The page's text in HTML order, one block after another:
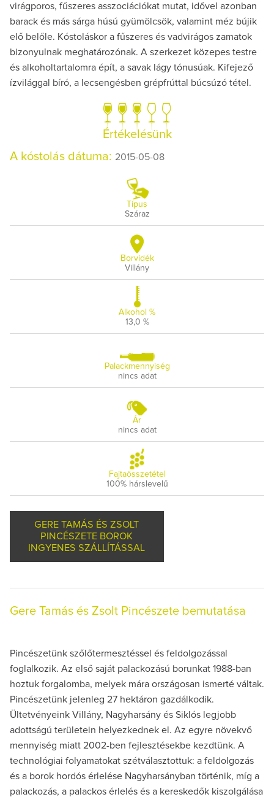
virágporos, fűszeres asszociációkat mutat, idővel azonban
barack és más sárga húsú gyümölcsök, valamint méz bújik
elő belőle. Kóstoláskor a fűszeres és vadvirágos zamatok
bizonyulnak meghatározónak. A szerkezet közepes testre
és alkoholtartalomra épít, a savak lágy tónusúak. Kifejező
ízvilággal bíró, a lecsengésben grépfrúttal búcsúzó tétel.
Értékelésünk
A kóstolás dátuma: 2015-05-08
Típus
Száraz
Borvidék
Villány
Alkohol %
13,0 %
Palackmennyiség
nincs adat
Ár
nincs adat
Fajtaösszetétel
100% hárslevelű
GERE TAMÁS ÉS ZSOLT
PINCÉSZETE BOROK
INGYENES SZÁLLÍTÁSSAL
Gere Tamás és Zsolt Pincészete bemutatása
Pincészetünk szőlőtermesztéssel és feldolgozással
foglalkozik. Az első saját palackozású borunkat 1988-ban
hoztuk forgalomba, melyek mára országosan ismerté váltak.
Pincészetünk jelenleg 27 hektáron gazdálkodik.
Ültetvényeink Villány, Nagyharsány és Siklós legjobb
adottságú területein helyezkednek el. Az egyre növekvő
mennyiség miatt 2002-ben fejlesztésekbe kezdtünk. A
technológiai folyamatokat szétválasztottuk: a feldolgozás
és a borok hordós érlelése Nagyharsányban történik, míg a
palackozás, a palackos érlelés és a kereskedők kiszolgálása